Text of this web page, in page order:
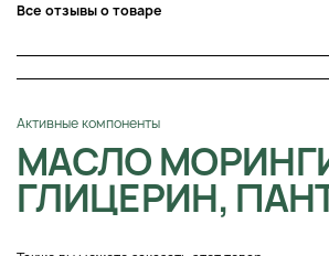
Все отзывы о товаре
Активные компоненты
МАСЛО
ГЛИЦЕРИН,